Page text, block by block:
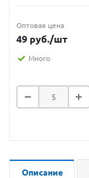
Оптовая цена
49 руб./шт
Много
Описание